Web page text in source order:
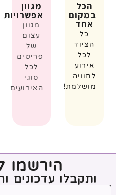
הכל
במקום
אחד
כל
הציוד
לכל
אירוע
לחוויה
מושלמת!
מגוון
אפשרויות
מגוון
עצום
של
פריטים
לכל
סוגי
האירועים
הירשמו
ותקבלו עדכונים